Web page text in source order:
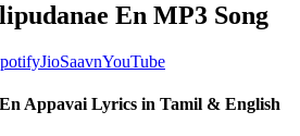
En MP3 Song
JioSaavnYouTube
Appavai Lyrics in Tamil & English